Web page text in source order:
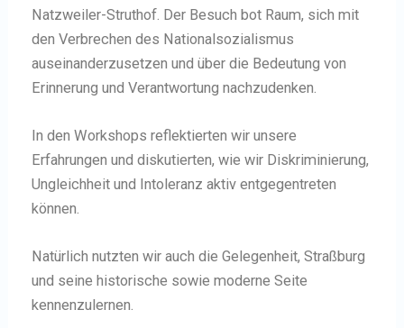
Natzweiler-Struthof. Der Besuch bot Raum, sich mit
den Verbrechen des Nationalsozialismus
auseinanderzusetzen und über die Bedeutung von
Erinnerung und Verantwortung nachzudenken.
In den Workshops reflektierten wir unsere
Erfahrungen und diskutierten, wie wir Diskriminierung,
Ungleichheit und Intoleranz aktiv entgegentreten
können.
Natürlich nutzten wir auch die Gelegenheit, Straßburg
und seine historische sowie moderne Seite
kennenzulernen.